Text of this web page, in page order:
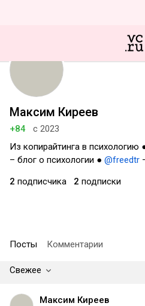
Максим Киреев
+84
с 2023
Из копирайтинга в психологию
– блог о психологии ● @freedtr
2 подписчика 2 подписки
Посты Комментарии
Свежее
Максим Киреев